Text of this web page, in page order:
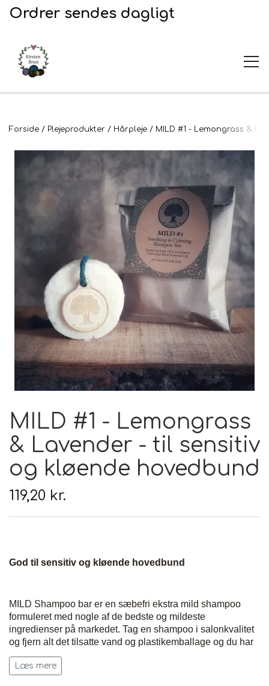
Ordrer sendes dagligt
UDSALG
Garn og opskrifter
Garn
Opskrifter
Broderi
2. Sortering
Stof til broderi
Plejeprodukter
Hårpleje
Hudpleje
Til uld
Tilbehør
Hanke - restparti
Tyngdefyld af genbrugsplast
Uldpleje
Strikketid
Gavekort
Forside Plejeprodukter Hårpleje MILD #1 - Lemongrass &
MILD #1 - Lemongrass
& Lavender - til sensitiv
og kløende hovedbund
119,20 kr.
God til sensitiv og kløende hovedbund
MILD Shampoo bar er en sæbefri ekstra mild shampoo
formuleret med nogle af de bedste og mildeste
ingredienser på markedet. Tag en shampoo i salonkvalitet
og fjern alt det tilsatte vand og plastikemballage og du har
MILD Shampoobar. En lille og koncentreret Shampoobar
(svarer til 2 flasker professionel shampoo), der med fordel
Læs mere